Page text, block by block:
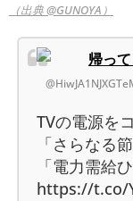
（出典 @GUNOYA）
帰っ
TVの電源を
「さらなる
「電力需給
https://t.co/